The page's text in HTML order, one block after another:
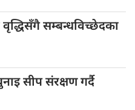
वृद्धिसँगै सम्बन्धविच्छेदका
सीप संरक्षण गर्दै